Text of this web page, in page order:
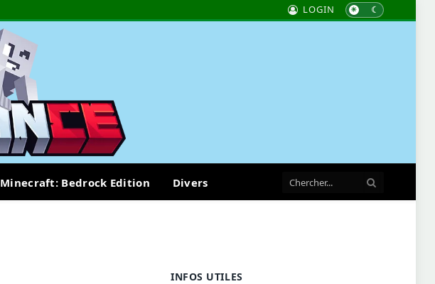
LOGIN
Minecraft: Bedrock Edition Divers
INFOS UTILES